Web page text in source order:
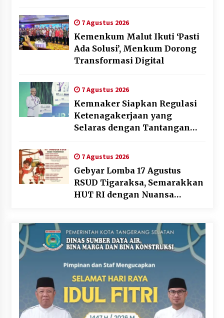
7 Agustus 2026
Kemenkum Malut Ikuti ‘Pasti
Ada Solusi’, Menkum Dorong
Transformasi Digital
7 Agustus 2026
Kemnaker Siapkan Regulasi
Ketenagakerjaan yang
Selaras dengan Tantangan
7 Agustus 2026
Gebyar Lomba 17 Agustus
RSUD Tigaraksa, Semarakkan
HUT RI dengan Nuansa